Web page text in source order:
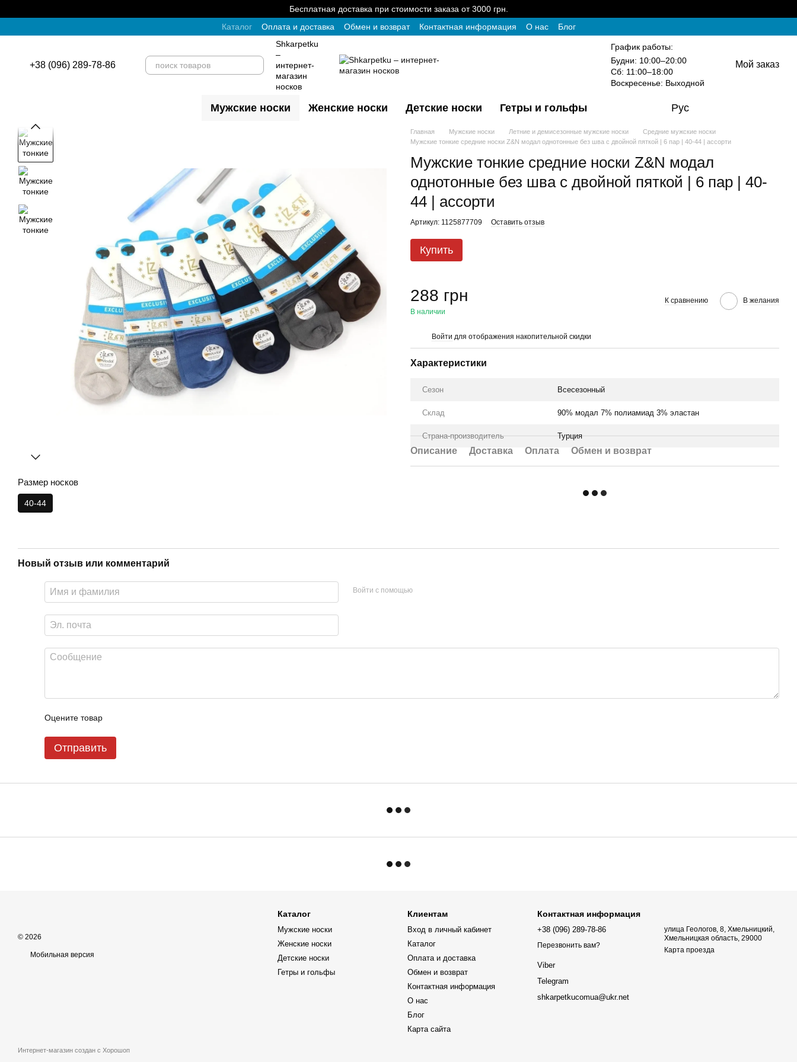
Бесплатная доставка при стоимости заказа от 3000 грн.
Каталог
Оплата и доставка Обмен и возврат Контактная информация О нас Блог
+38 (096) 289-78-86
Shkarpetku
–
интернет-
магазин
носков
График работы:
Будни: 10:00–20:00
Сб: 11:00–18:00
Воскресенье: Выходной
Мой заказ
Мужские носки Женские носки Детские носки Гетры и гольфы Рус
Размер носков
40-44
Главная Мужские носки Летние и демисезонные мужские носки
Средние мужские носки
Мужские тонкие средние носки Z&N модал однотонные без шва с двойной пяткой | 6 пар | 40-44 | ассорти
Мужские тонкие средние носки Z&N модал
однотонные без шва с двойной пяткой | 6 пар | 40-
44 | ассорти
Артикул: 1125877709 Оставить отзыв
Купить
288 грн
В наличии
К сравнению В желания
Войти для отображения накопительной скидки
Характеристики
Сезон Всесезонный
Склад 90% модал 7% полиамиад 3% эластан
Страна-производитель Турция
Описание Доставка Оплата Обмен и возврат
Новый отзыв или комментарий
Войти с помощью
Оцените товар
Отправить
© 2026
Мобильная версия
Интернет-магазин создан с Хорошоп
Каталог
Мужские носки
Женские носки
Детские носки
Гетры и гольфы
Клиентам
Вход в личный кабинет
Каталог
Оплата и доставка
Обмен и возврат
Контактная информация
О нас
Блог
Карта сайта
Контактная информация
+38 (096) 289-78-86
Перезвонить вам?
Viber
Telegram
shkarpetkucomua@ukr.net
улица Геологов, 8, Хмельницкий,
Хмельницкая область, 29000
Карта проезда